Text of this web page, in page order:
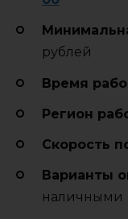
рублей
Время
Регион
Cкорость
Варианты
наличными